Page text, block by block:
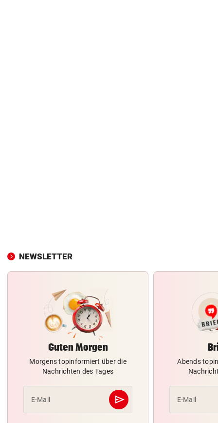
NEWSLETTER
Guten Morgen
Morgens topinformiert über die
Nachrichten des Tages
E-Mail send
Abschicken
Abends
E-Mail